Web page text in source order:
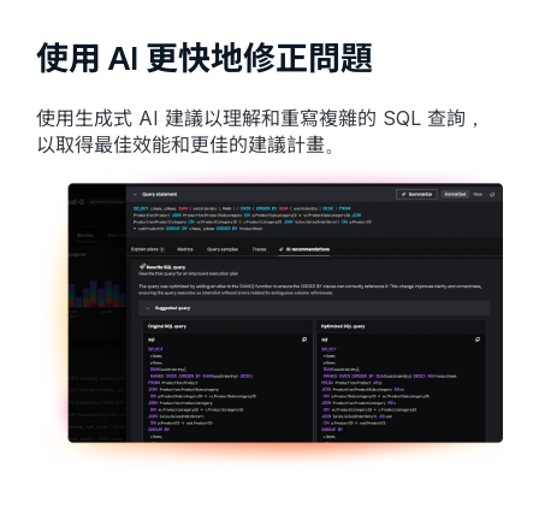
使用 AI 更快地修正問題
使用生成式 AI 建議以理解和重寫複雜的 SQL 查詢，
以取得最佳效能和更佳的建議計畫。